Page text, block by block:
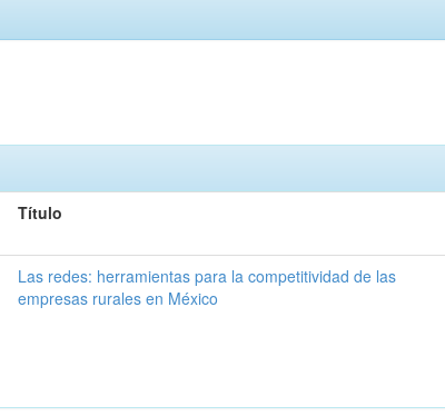
Título
Las redes: herramientas para la competitividad de las
empresas rurales en México